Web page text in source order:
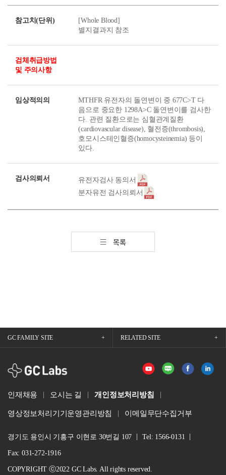
참고치(단위)
[Whole Blood]
별지결과지 참조
검체취급방법
및 주의사항
임상적의의
MTHFR 유전자의 돌연변이 중 677C>T 다
음으로 중요한 1298A>C 돌연변이를 검사한
다. 관련 질환으로는 심혈관계질환
(cardiovascular disease), 혈전증(thrombosis),
호모시스테인혈증(homocysteinemia) 등이
있다.
검사의뢰서
유전자검사 동의서
분자유전 검사의뢰서
목록
GC FAMILY SITE RELATED SITE
GCLabs
인재채용 오시는 길 개인정보처리방침
영상정보처리기기운영관리방침 이메일무단수집거부
경기도 용인시 기흥구 이현로 30번길 107 Tel: 1566-0131
Fax: 031-272-1916
COPYRIGHT ⓒ2022 GC Labs. All rights reserved.